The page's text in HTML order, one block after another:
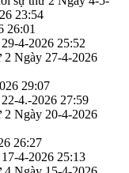
23:54
26:01
4-2026 25:52
2 Ngày 27-4-2026
29:07
4.-2026 27:59
2 Ngày 20-4-2026
26:27
4-2026 25:13